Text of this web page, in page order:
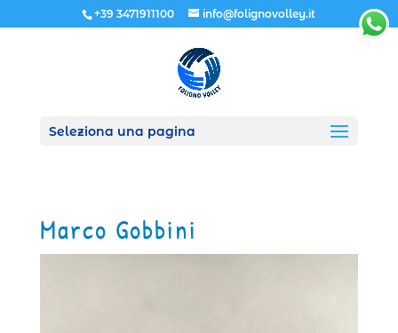
+39 3471911100 info@folignovolley.it
Seleziona una pagina
Marco Gobbini